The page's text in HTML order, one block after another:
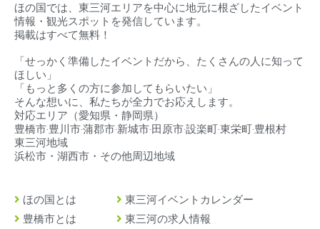
ほの国では、東三河エリアを中心に地元に根ざしたイベント
情報・観光スポットを発信しています。
掲載はすべて無料！
「せっかく準備したイベントだから、たくさんの人に知って
ほしい」
「もっと多くの方に参加してもらいたい」
そんな想いに、私たちが全力でお応えします。
対応エリア（愛知県・静岡県）
豊橋市‧豊川市‧蒲郡市‧新城市‧田原市‧設楽町‧東栄町‧豊根村
東三河地域
浜松市・湖西市・その他周辺地域
ほの国とは
豊橋市とは
東三河イベントカレンダー
東三河の求人情報